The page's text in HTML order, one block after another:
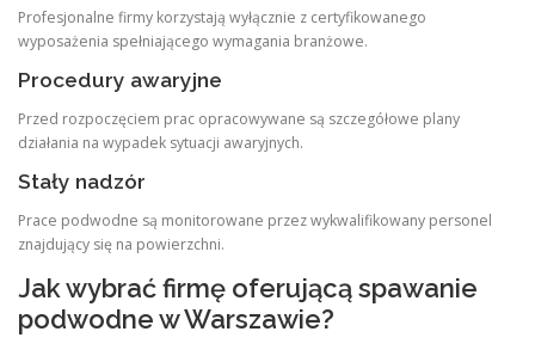
Profesjonalne firmy korzystają wyłącznie z certyfikowanego
wyposażenia spełniającego wymagania branżowe.
Procedury awaryjne
Przed rozpoczęciem prac opracowywane są szczegółowe plany
działania na wypadek sytuacji awaryjnych.
Stały nadzór
Prace podwodne są monitorowane przez wykwalifikowany personel
znajdujący się na powierzchni.
Jak wybrać firmę oferującą spawanie
podwodne w Warszawie?